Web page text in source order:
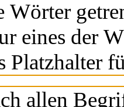
Wörter
eines der
Platzhalter
allen